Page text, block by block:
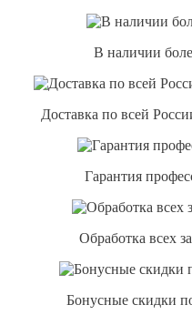
В наличии
Доставка по всей
Гарантия
Обработка всех
Бонусные скидки